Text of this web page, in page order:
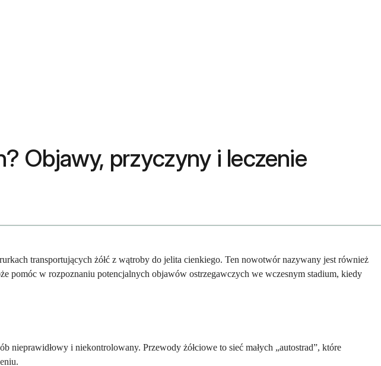
Objawy, przyczyny i leczenie
transportujących żółć z wątroby do jelita cienkiego. Ten nowotwór nazywany jest również
pomóc w rozpoznaniu potencjalnych objawów ostrzegawczych we wczesnym stadium, kiedy
i niekontrolowany. Przewody żółciowe to sieć małych „autostrad”, które